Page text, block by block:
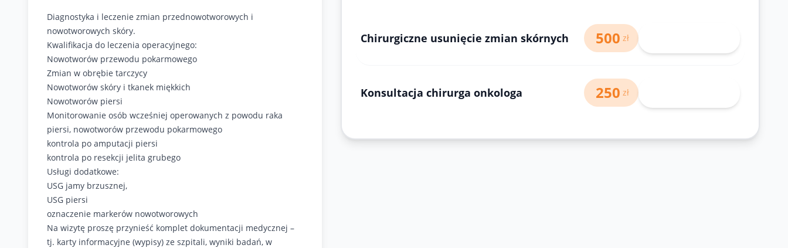
Diagnostyka i leczenie zmian przednowotworowych i
nowotworowych skóry.
Kwalifikacja do leczenia operacyjnego:
Nowotworów przewodu pokarmowego
Zmian w obrębie tarczycy
Nowotworów skóry i tkanek miękkich
Nowotworów piersi
Monitorowanie osób wcześniej operowanych z powodu raka
piersi, nowotworów przewodu pokarmowego
kontrola po amputacji piersi
kontrola po resekcji jelita grubego
Usługi dodatkowe:
USG jamy brzusznej,
USG piersi
oznaczenie markerów nowotworowych
Na wizytę proszę przynieść komplet dokumentacji medycznej –
tj. karty informacyjne (wypisy) ze szpitali, wyniki badań, w
Chirurgiczne usunięcie zmian skórnych 500 zł
Konsultacja chirurga onkologa 250 zł